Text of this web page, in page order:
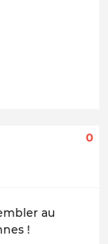
0
au
!